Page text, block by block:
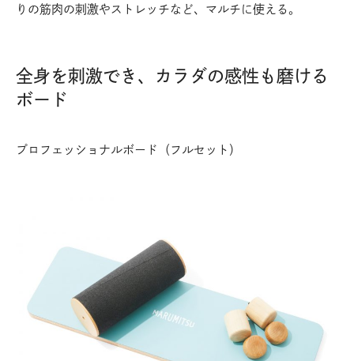
りの筋肉の刺激やストレッチなど、マルチに使える。
全身を刺激でき、カラダの感性も磨ける
ボード
プロフェッショナルボード（フルセット）